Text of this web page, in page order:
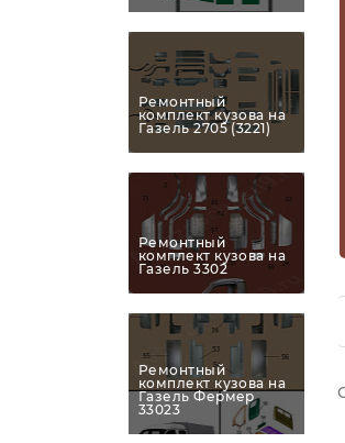
Ремонтный
комплект кузова на
Газель 2705 (3221)
Ремонтный
комплект кузова на
Газель 3302
Ремонтный
комплект кузова на
Газель Фермер
33023